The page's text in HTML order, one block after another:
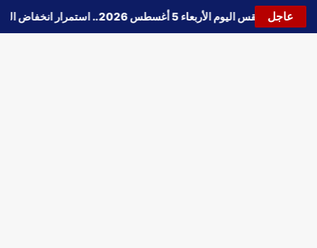
عاجل
🔵حالة الطقس اليوم الأربعاء 5 أغسطس 2026.. استمرار انخفاض الحرارة وتحذيرات من الشبورة واضطراب الملاحة